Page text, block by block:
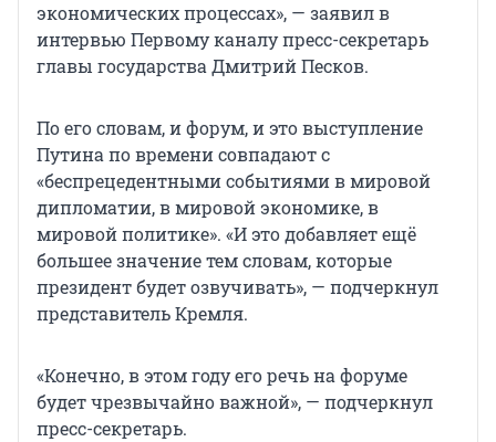
экономических процессах», — заявил в
интервью Первому каналу пресс-секретарь
главы государства Дмитрий Песков.
По его словам, и форум, и это выступление
Путина по времени совпадают с
«беспрецедентными событиями в мировой
дипломатии, в мировой экономике, в
мировой политике». «И это добавляет ещё
большее значение тем словам, которые
президент будет озвучивать», — подчеркнул
представитель Кремля.
«Конечно, в этом году его речь на форуме
будет чрезвычайно важной», — подчеркнул
пресс-секретарь.